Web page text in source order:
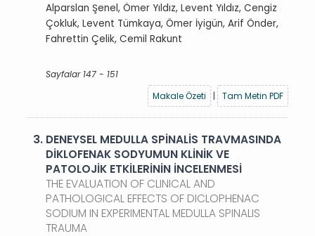
Alparslan Şenel, Ömer Yıldız, Levent Yıldız, Cengiz
Çokluk, Levent Tümkaya, Ömer İyigün, Arif Önder,
Fahrettin Çelik, Cemil Rakunt
Sayfalar 147 - 151
Makale Özeti
| Tam Metin PDF
3. DENEYSEL MEDULLA SPİNALİS TRAVMASINDA
DİKLOFENAK SODYUMUN KLİNİK VE
PATOLOJİK ETKİLERİNİN İNCELENMESİ
THE EVALUATION OF CLINICAL AND
PATHOLOGICAL EFFECTS OF DICLOPHENAC
SODIUM IN EXPERIMENTAL MEDULLA SPINALIS
TRAUMA